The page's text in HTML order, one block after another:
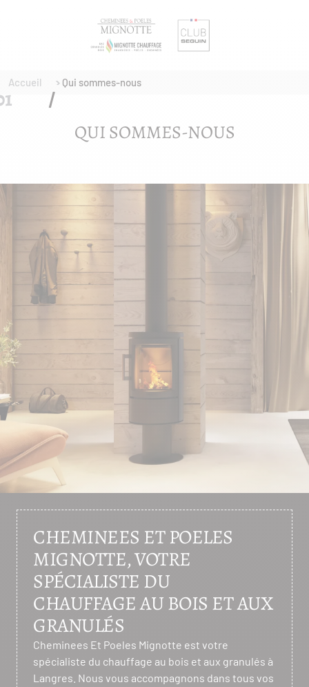
Accueil Qui sommes-nous
QUI SOMMES-NOUS
CHEMINEES ET POELES
MIGNOTTE, VOTRE
SPÉCIALISTE DU
CHAUFFAGE AU BOIS ET AUX
GRANULÉS
Cheminees Et Poeles Mignotte est votre
spécialiste du chauffage au bois et aux granulés à
Langres. Nous vous accompagnons dans tous vos